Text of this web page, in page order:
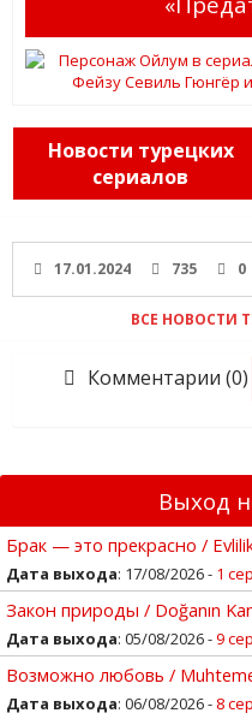
Новости турецких
сериалов
17.01.2024 735 0
ВСЕ НОВОСТИ
Комментарии (0)
Выход
Брак — это прекрасно /
Дата выхода: 17/08/2026 - 1
Закон природы / Doğanın
Дата выхода: 05/08/2026 -9
Возможно любовь /
Дата выхода: 06/08/2026 - 8